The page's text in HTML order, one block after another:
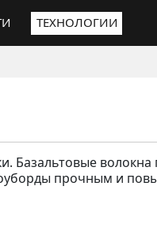
ТЕХНОЛОГИИ
Базальтовые
прочным и